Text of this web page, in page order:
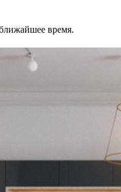
время.